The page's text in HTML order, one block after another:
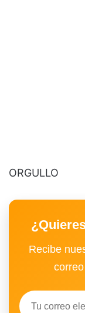
ORGULLO
Recibe